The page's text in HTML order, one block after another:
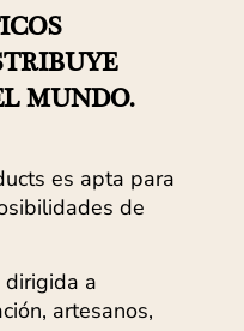
MUNDO.
es apta para
de
a
artesanos,